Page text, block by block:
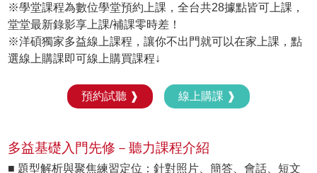
※學堂課程為數位學堂預約上課，全台共28據點皆可上課，
堂堂最新錄影享上課/補課零時差！
※洋碩獨家多益線上課程，讓你不出門就可以在家上課，點
選線上購課即可線上購買課程↓
預約試聽 ❱ 線上購課 ❱
多益基礎入門先修－聽力課程介紹
■ 題型解析與聚焦練習定位：針對照片、簡答、會話、短文